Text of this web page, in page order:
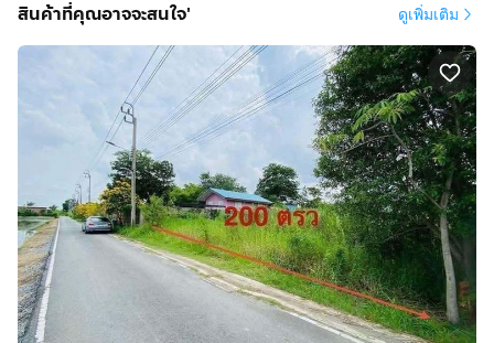
สินค้าที่คุณอาจจะสนใจ' ดูเพิ่มเติม